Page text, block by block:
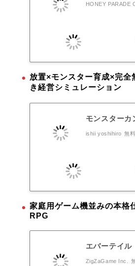
HONEY PARADE
放置×モンスター育成×完
き経営シミュレーション
モンスターカ
ishii yoshihiro 無料
家庭用ゲーム機並みの本格
RPG
エバーテイル
ZigZaGame Inc.